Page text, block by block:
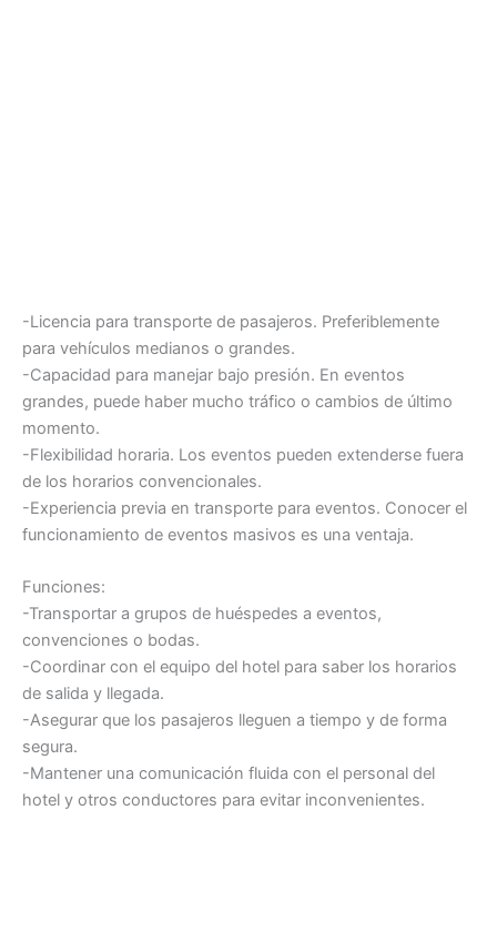
-Licencia para transporte de pasajeros. Preferiblemente
para vehículos medianos o grandes.
-Capacidad para manejar bajo presión. En eventos
grandes, puede haber mucho tráfico o cambios de último
momento.
-Flexibilidad horaria. Los eventos pueden extenderse fuera
de los horarios convencionales.
-Experiencia previa en transporte para eventos. Conocer el
funcionamiento de eventos masivos es una ventaja.
Funciones:
-Transportar a grupos de huéspedes a eventos,
convenciones o bodas.
-Coordinar con el equipo del hotel para saber los horarios
de salida y llegada.
-Asegurar que los pasajeros lleguen a tiempo y de forma
segura.
-Mantener una comunicación fluida con el personal del
hotel y otros conductores para evitar inconvenientes.